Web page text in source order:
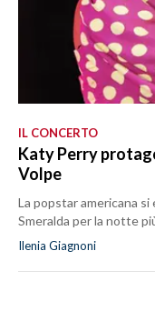
IL CONCERTO
Katy Perry
Volpe
La popstar americana si
Smeralda per la notte
Ilenia Giagnoni